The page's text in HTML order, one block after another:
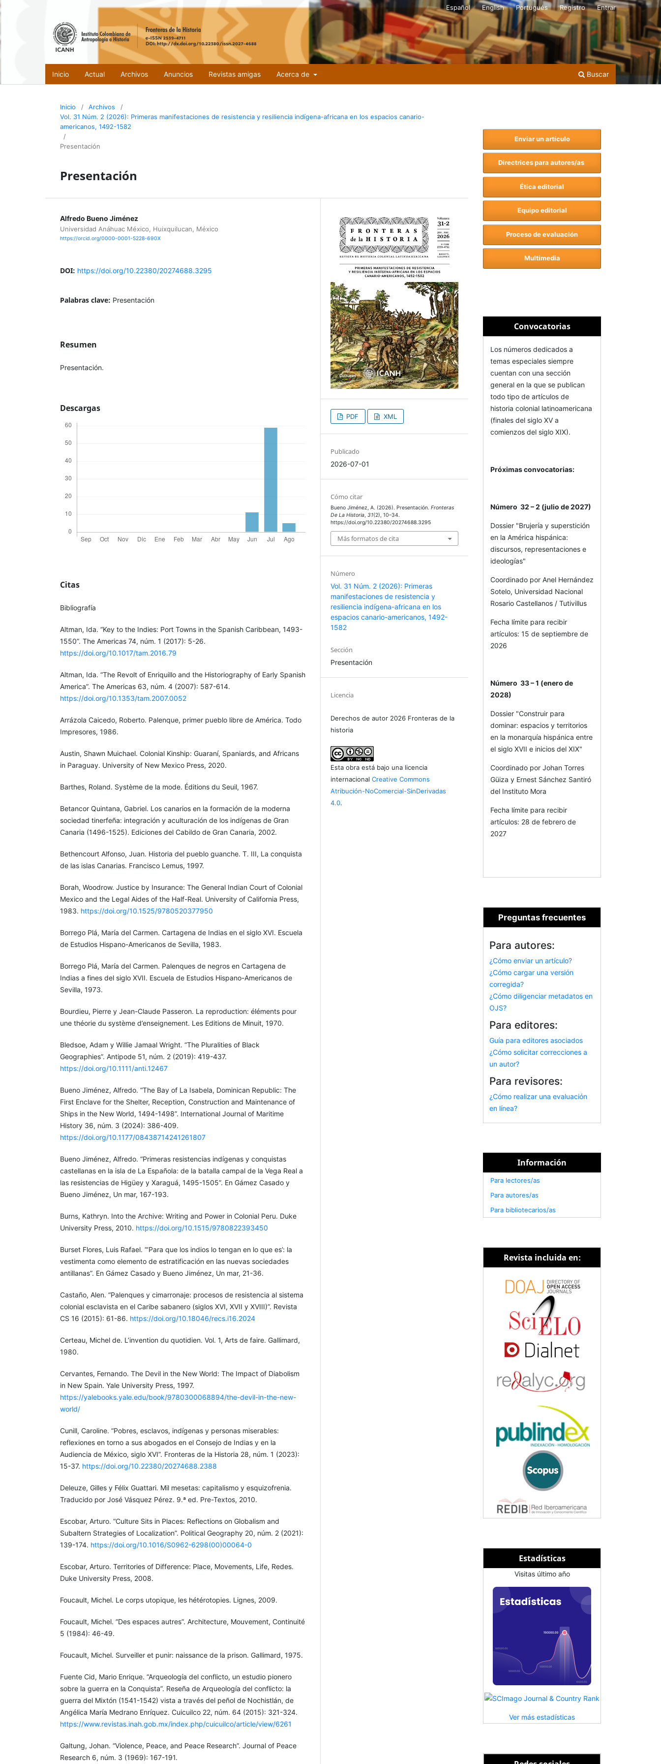
Inicio Actual Archivos Anuncios Revistas amigas Acerca de Buscar
Español English Portugués Registro Entrar
Inicio / Archivos
/
Vol. 31 Núm. 2 (2026): Primeras manifestaciones de resistencia y resiliencia indígena-africana en los espacios canario-
americanos, 1492-1582
/
Presentación
Presentación
Alfredo Bueno Jiménez
Universidad Anáhuac México, Huixquilucan, México
https://orcid.org/0000-0001-5228-690X
DOI: https://doi.org/10.22380/20274688.3295
Palabras clave: Presentación
Resumen
Presentación.
Descargas
Citas
Bibliografía
Altman, Ida. “Key to the Indies: Port Towns in the Spanish Caribbean, 1493-
1550”. The Americas 74, núm. 1 (2017): 5-26.
https://doi.org/10.1017/tam.2016.79
Altman, Ida. “The Revolt of Enriquillo and the Historiography of Early Spanish
America”. The Americas 63, núm. 4 (2007): 587-614.
https://doi.org/10.1353/tam.2007.0052
Arrázola Caicedo, Roberto. Palenque, primer pueblo libre de América. Todo
Impresores, 1986.
Austin, Shawn Muichael. Colonial Kinship: Guaraní, Spaniards, and Africans
in Paraguay. University of New Mexico Press, 2020.
Barthes, Roland. Système de la mode. Éditions du Seuil, 1967.
Betancor Quintana, Gabriel. Los canarios en la formación de la moderna
sociedad tinerfeña: integración y aculturación de los indígenas de Gran
Canaria (1496-1525). Ediciones del Cabildo de Gran Canaria, 2002.
Bethencourt Alfonso, Juan. Historia del pueblo guanche. T. III, La conquista
de las islas Canarias. Francisco Lemus, 1997.
Borah, Woodrow. Justice by Insurance: The General Indian Court of Colonial
Mexico and the Legal Aides of the Half-Real. University of California Press,
1983. https://doi.org/10.1525/9780520377950
Borrego Plá, María del Carmen. Cartagena de Indias en el siglo XVI. Escuela
de Estudios Hispano-Americanos de Sevilla, 1983.
Borrego Plá, María del Carmen. Palenques de negros en Cartagena de
Indias a fines del siglo XVII. Escuela de Estudios Hispano-Americanos de
Sevilla, 1973.
Bourdieu, Pierre y Jean-Claude Passeron. La reproduction: éléments pour
une théorie du système d’enseignement. Les Editions de Minuit, 1970.
Bledsoe, Adam y Willie Jamaal Wright. “The Pluralities of Black
Geographies”. Antipode 51, núm. 2 (2019): 419-437.
https://doi.org/10.1111/anti.12467
Bueno Jiménez, Alfredo. “The Bay of La Isabela, Dominican Republic: The
First Enclave for the Shelter, Reception, Construction and Maintenance of
Ships in the New World, 1494-1498”. International Journal of Maritime
History 36, núm. 3 (2024): 386-409.
https://doi.org/10.1177/08438714241261807
Bueno Jiménez, Alfredo. “Primeras resistencias indígenas y conquistas
castellanas en la isla de La Española: de la batalla campal de la Vega Real a
las resistencias de Higüey y Xaraguá, 1495-1505”. En Gámez Casado y
Bueno Jiménez, Un mar, 167-193.
Burns, Kathryn. Into the Archive: Writing and Power in Colonial Peru. Duke
University Press, 2010. https://doi.org/10.1515/9780822393450
Burset Flores, Luis Rafael. “‘Para que los indios lo tengan en lo que es’: la
vestimenta como elemento de estratificación en las nuevas sociedades
antillanas”. En Gámez Casado y Bueno Jiménez, Un mar, 21-36.
Castaño, Alen. “Palenques y cimarronaje: procesos de resistencia al sistema
colonial esclavista en el Caribe sabanero (siglos XVI, XVII y XVIII)”. Revista
CS 16 (2015): 61-86. https://doi.org/10.18046/recs.i16.2024
Certeau, Michel de. L’invention du quotidien. Vol. 1, Arts de faire. Gallimard,
1980.
Cervantes, Fernando. The Devil in the New World: The Impact of Diabolism
in New Spain. Yale University Press, 1997.
https://yalebooks.yale.edu/book/9780300068894/the-devil-in-the-new-
world/
Cunill, Caroline. “Pobres, esclavos, indígenas y personas miserables:
reflexiones en torno a sus abogados en el Consejo de Indias y en la
Audiencia de México, siglo XVI”. Fronteras de la Historia 28, núm. 1 (2023):
15-37. https://doi.org/10.22380/20274688.2388
Deleuze, Gilles y Félix Guattari. Mil mesetas: capitalismo y esquizofrenia.
Traducido por José Vásquez Pérez. 9.ª ed. Pre-Textos, 2010.
Escobar, Arturo. “Culture Sits in Places: Reflections on Globalism and
Subaltern Strategies of Localization”. Political Geography 20, núm. 2 (2021):
139-174. https://doi.org/10.1016/S0962-6298(00)00064-0
Escobar, Arturo. Territories of Difference: Place, Movements, Life, Redes.
Duke University Press, 2008.
Foucault, Michel. Le corps utopique, les hétérotopies. Lignes, 2009.
Foucault, Michel. “Des espaces autres”. Architecture, Mouvement, Continuité
5 (1984): 46-49.
Foucault, Michel. Surveiller et punir: naissance de la prison. Gallimard, 1975.
Fuente Cid, Mario Enrique. “Arqueología del conflicto, un estudio pionero
sobre la guerra en la Conquista”. Reseña de Arqueología del conflicto: la
guerra del Mixtón (1541-1542) vista a través del peñol de Nochistlán, de
Angélica María Medrano Enríquez. Cuicuilco 22, núm. 64 (2015): 321-324.
https://www.revistas.inah.gob.mx/index.php/cuicuilco/article/view/6261
Galtung, Johan. “Violence, Peace, and Peace Research”. Journal of Peace
Research 6, núm. 3 (1969): 167-191.
PDF XML
Publicado
2026-07-01
Cómo citar
Bueno Jiménez, A. (2026). Presentación.Fronteras
De La Historia,31(2), 10–34.
https://doi.org/10.22380/20274688.3295
Más formatos de cita
Número
Vol. 31 Núm. 2 (2026): Primeras
manifestaciones de resistencia y
resiliencia indígena-africana en los
espacios canario-americanos, 1492-
1582
Sección
Presentación
Licencia
Derechos de autor 2026 Fronteras de la
historia
Esta obra está bajo una licencia
internacionalCreative Commons
Atribución-NoComercial-SinDerivadas
4.0.
Enviar un artículo
Directrices para autores/as
Ética editorial
Equipo editorial
Proceso de evaluación
Multimedia
Convocatorias
Los números dedicados a
temas especiales siempre
cuentan con una sección
general en la que se publican
todo tipo de artículos de
historia colonial latinoamericana
(finales del siglo XV a
comienzos del siglo XIX).
Próximas convocatorias:
Número 32 – 2 (julio de 2027)
Dossier "Brujería y superstición
en la América hispánica:
discursos, representaciones e
ideologías"
Coordinado por Anel Hernández
Sotelo, Universidad Nacional
Rosario Castellanos / Tutivillus
Fecha límite para recibir
artículos: 15 de septiembre de
2026
Número 33 – 1 (enero de
2028)
Dossier "Construir para
dominar: espacios y territorios
en la monarquía hispánica entre
el siglo XVII e inicios del XIX"
Coordinado por Johan Torres
Güiza y Ernest Sánchez Santiró
del Instituto Mora
Fecha límite para recibir
artículos: 28 de febrero de
2027
Preguntas frecuentes
Para autores:
¿Cómo enviar un artículo?
¿Cómo cargar una versión
corregida?
¿Cómo diligenciar metadatos en
OJS?
Para editores:
Guía para editores asociados
¿Cómo solicitar correcciones a
un autor?
Para revisores:
¿Cómo realizar una evaluación
en línea?
Información
Para lectores/as
Para autores/as
Para bibliotecarios/as
Revista incluida en:
Estadísticas
Visitas último año
Ver más estadísticas